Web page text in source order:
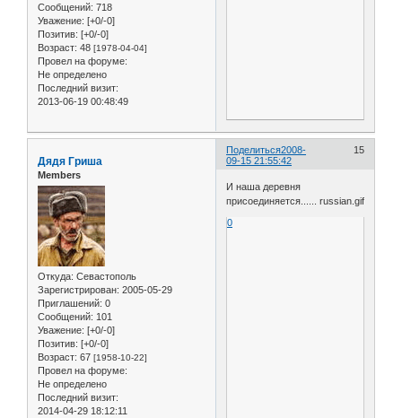
Сообщений: 718
Уважение: [+0/-0]
Позитив: [+0/-0]
Возраст: 48 [1978-04-04]
Провел на форуме:
Не определено
Последний визит:
2013-06-19 00:48:49
Поделиться 15
2008-
09-15 21:55:42
Дядя Гриша
Members
Откуда: Севастополь
Зарегистрирован: 2005-05-29
Приглашений: 0
Сообщений: 101
Уважение: [+0/-0]
Позитив: [+0/-0]
Возраст: 67 [1958-10-22]
Провел на форуме:
Не определено
Последний визит:
2014-04-29 18:12:11
И наша деревня
присоединяется...... russian.gif
0